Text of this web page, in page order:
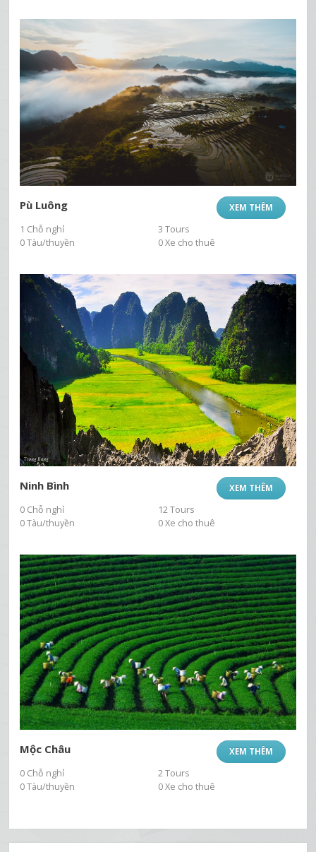
XEM THÊM
Pù Luông
1 Chỗ nghỉ
3 Tours
0 Tàu/thuyền
0 Xe cho thuê
XEM THÊM
Ninh Bình
0 Chỗ nghỉ
12 Tours
0 Tàu/thuyền
0 Xe cho thuê
XEM THÊM
Mộc Châu
0 Chỗ nghỉ
2 Tours
0 Tàu/thuyền
0 Xe cho thuê